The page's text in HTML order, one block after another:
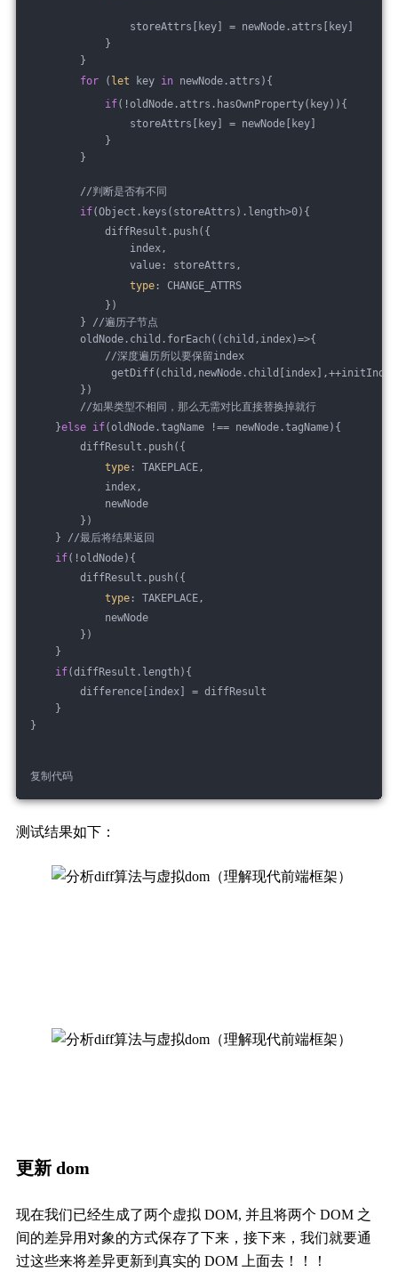
storeAttrs[key] = newNode.attrs[key]
}
}
for ( let key in newNode.attrs){
if(!oldNode.attrs.hasOwnProperty(key)){
storeAttrs[key] = newNode[key]
}
}
//判断是否有不同
if(Object.keys(storeAttrs).length>0){
diffResult.push({
index,
value: storeAttrs,
type : CHANGE_ATTRS
})
} //遍历子节点
oldNode.child.forEach((child,index)=>{
//深度遍历所以要保留index
})
//如果类型不相同，那么无需对比直接替换掉就行
}else if(oldNode.tagName !== newNode.tagName){
diffResult.push({
type : TAKEPLACE,
index,
newNode
})
} //最后将结果返回
if(!oldNode){
diffResult.push({
type : TAKEPLACE,
newNode
})
}
if(diffResult.length){
difference[index] = diffResult
}
}
复制代码
测试结果如下：
更新 dom
现在我们已经生成了两个虚拟 DOM, 并且将两个 DOM 之
间的差异用对象的方式保存了下来，接下来，我们就要通
过这些来将差异更新到真实的 DOM 上面去！！！